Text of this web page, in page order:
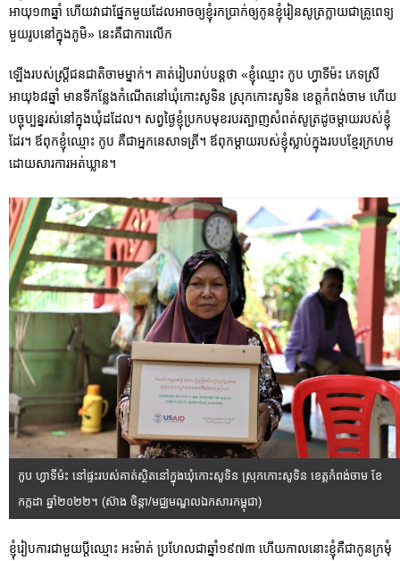
អាយុ១៣ឆ្នាំ ហើយវាជាផ្នែកមួយដែលអាចឲ្យខ្ញុំរកប្រាក់ឲ្យកូនខ្ញុំរៀនសូត្រក្លាយជាគ្រូពេទ្យ
មួយរូបនៅក្នុងភូមិ» នេះគឺជាការលើក
ឡើងរបស់ស្រ្ដីជនជាតិចាមម្នាក់។ គាត់រៀបរាប់បន្តថា «ខ្ញុំឈ្មោះ កូប ហ្វាទីម៉ះ ភេទស្រី
អាយុ៦៨ឆ្នាំ មានទីកន្លែងកំណើតនៅឃុំកោះសូទិន ស្រុកកោះសូទិន ខេត្តកំពង់ចាម ហើយ
បច្ចុប្បន្នរស់នៅក្នុងឃុំដដែល។ សព្វថ្ងៃខ្ញុំប្រកបមុខរបរត្បាញសំពត់សូត្រដូចម្ដាយរបស់ខ្ញុំ
ដែរ។ ឪពុកខ្ញុំឈ្មោះ កូប គឺជាអ្នកនេសាទត្រី។ ឪពុកម្តាយរបស់ខ្ញុំស្លាប់ក្នុងរបបខ្មែរក្រហម
ដោយសារការអត់ឃ្លាន។
កូប ហ្វាទីម៉ះ នៅផ្ទះរបស់គាត់ស្ថិតនៅក្នុងឃុំកោះសូទិន ស្រុកកោះសូទិន ខេត្តកំពង់ចាម ខែ
កក្កដា ឆ្នាំ២០២២។ (ស៊ាង ចិន្តា/មជ្ឈមណ្ឌលឯកសារកម្ពុជា)
ខ្ញុំរៀបការជាមួយប្តីឈ្មោះ អះម៉ាត់ ប្រហែលជាឆ្នាំ១៩៧៣ ហើយកាលនោះខ្ញុំគឺជាកូនក្រមុំ